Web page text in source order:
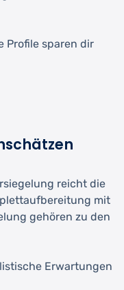
Profile sparen dir
reicht die
mit
gehören zu den
Erwartungen